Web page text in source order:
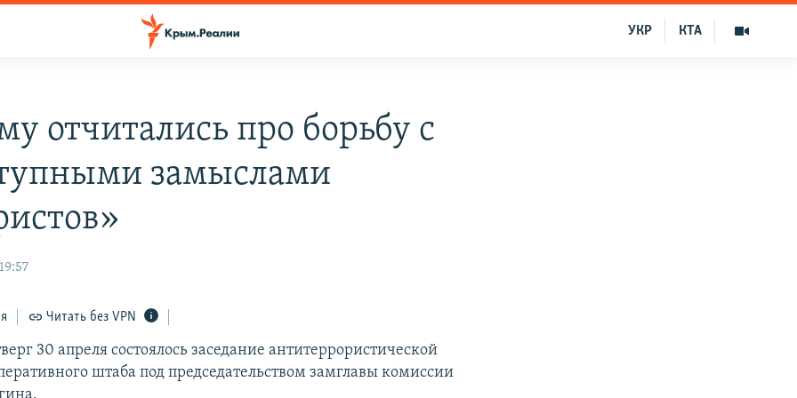
КТА
УКР
отчитались про борьбу с
замыслами
Читать без VPN
30 апреля состоялось заседание антитеррористической
штаба под председательством замглавы комиссии